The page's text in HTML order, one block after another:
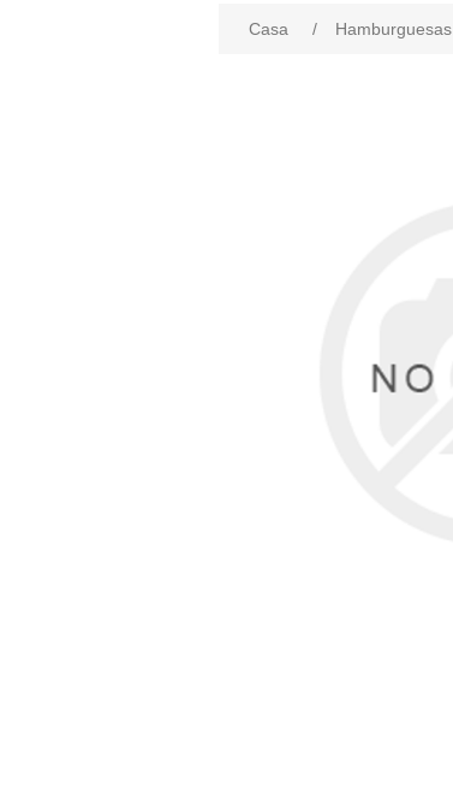
Casa / Hamburguesas